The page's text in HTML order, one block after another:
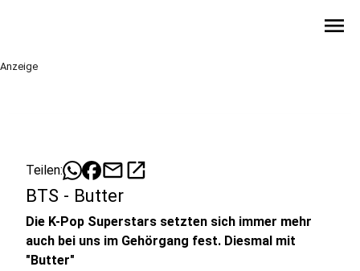
menu
Anzeige
Teilen: mailopen_in_new
BTS - Butter
Die K-Pop Superstars setzten sich immer mehr
auch bei uns im Gehörgang fest. Diesmal mit
"Butter"